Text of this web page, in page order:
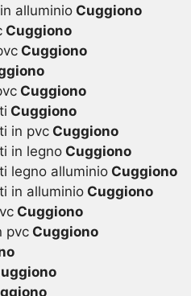
alluminioCuggiono
Cuggiono
Cuggiono
Cuggiono
Cuggiono
in pvcCuggiono
in legnoCuggiono
legno alluminioCuggiono
in alluminioCuggiono
Cuggiono
pvcCuggiono